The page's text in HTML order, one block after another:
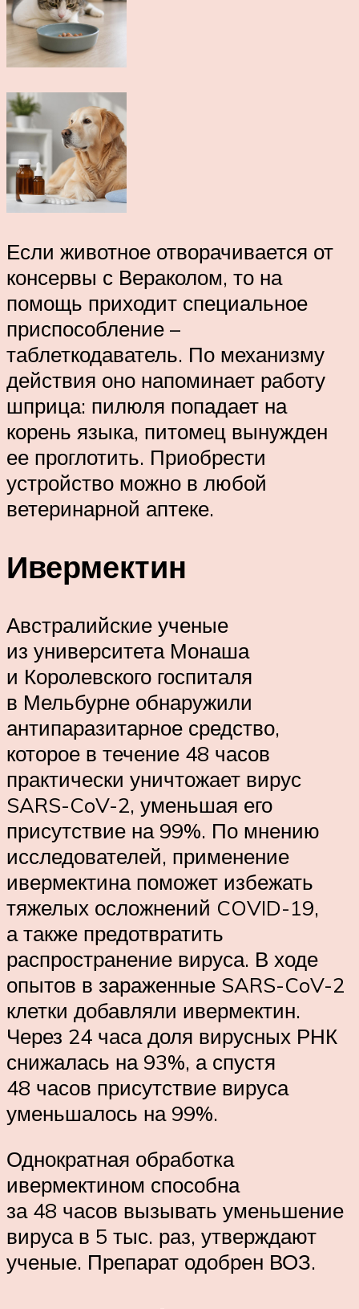
Если животное отворачивается от
консервы с Вераколом, то на
помощь приходит специальное
приспособление –
таблеткодаватель. По механизму
действия оно напоминает работу
шприца: пилюля попадает на
корень языка, питомец вынужден
ее проглотить. Приобрести
устройство можно в любой
ветеринарной аптеке.
Ивермектин
Австралийские ученые
из университета Монаша
и Королевского госпиталя
в Мельбурне обнаружили
антипаразитарное средство,
которое в течение 48 часов
практически уничтожает вирус
SARS-CoV-2, уменьшая его
присутствие на 99%. По мнению
исследователей, применение
ивермектина поможет избежать
тяжелых осложнений COVID-19,
а также предотвратить
распространение вируса. В ходе
опытов в зараженные SARS-CoV-2
клетки добавляли ивермектин.
Через 24 часа доля вирусных РНК
снижалась на 93%, а спустя
48 часов присутствие вируса
уменьшалось на 99%.
Однократная обработка
ивермектином способна
за 48 часов вызывать уменьшение
вируса в 5 тыс. раз, утверждают
ученые. Препарат одобрен ВОЗ.